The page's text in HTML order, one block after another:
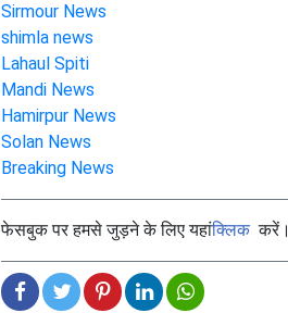
Sirmour News
shimla news
Lahaul Spiti
Mandi News
Hamirpur News
Solan News
Breaking News
फेसबुक पर हमसे जुड़ने के लिए यहांक्लिककरें।